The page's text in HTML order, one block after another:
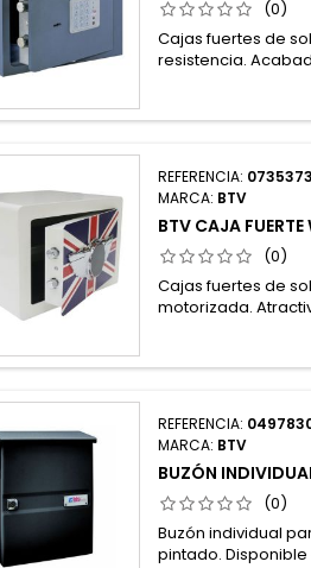
(0)
Cajas fuertes de
resistencia.
REFERENCIA: 0735373
MARCA: BTV
BTV CAJA
(0)
Cajas fuertes de
motorizada.
REFERENCIA:
MARCA: BTV
BUZÓN
(0)
Buzón individual
pintado.